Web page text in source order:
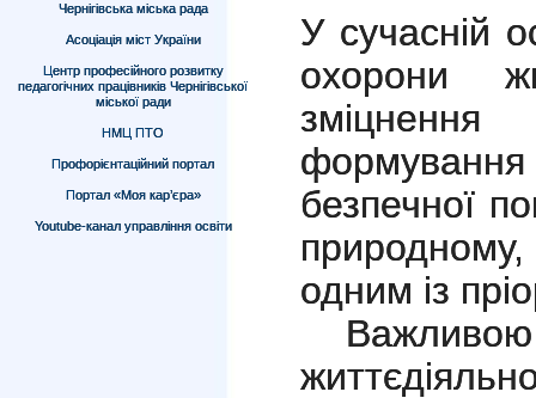
Чернігівська міська рада
Асоціація міст України
Центр професійного розвитку
педагогічних працівників Чернігівської
міської ради
НМЦ ПТО
Профорієнтаційний портал
Портал «Моя кар’єра»
Youtube-канал управління освіти
У сучасній
охорони
безпечної
природному,
одним із